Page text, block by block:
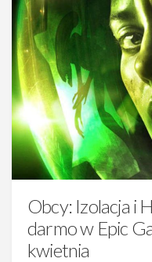
Obcy: Izolacja i
darmo w Epic
kwietnia